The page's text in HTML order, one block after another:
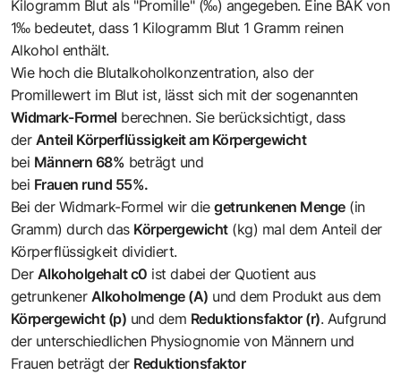
Kilogramm Blut als "Promille" (‰) angegeben. Eine BAK von
1‰ bedeutet, dass 1 Kilogramm Blut 1 Gramm reinen
Alkohol enthält.
Wie hoch die Blutalkoholkonzentration, also der
Promillewert im Blut ist, lässt sich mit der sogenannten
Widmark-Formel berechnen. Sie berücksichtigt, dass
der Anteil Körperflüssigkeit am Körpergewicht
bei Männern 68% beträgt und
bei Frauen rund 55%.
Bei der Widmark-Formel wir diegetrunkenen Menge (in
Gramm) durch das Körpergewicht (kg) mal dem Anteil der
Körperflüssigkeit dividiert.
Der Alkoholgehalt c0 ist dabei der Quotient aus
getrunkener Alkoholmenge (A) und dem Produkt aus dem
Körpergewicht (p) und dem Reduktionsfaktor (r). Aufgrund
der unterschiedlichen Physiognomie von Männern und
Frauen beträgt der Reduktionsfaktor